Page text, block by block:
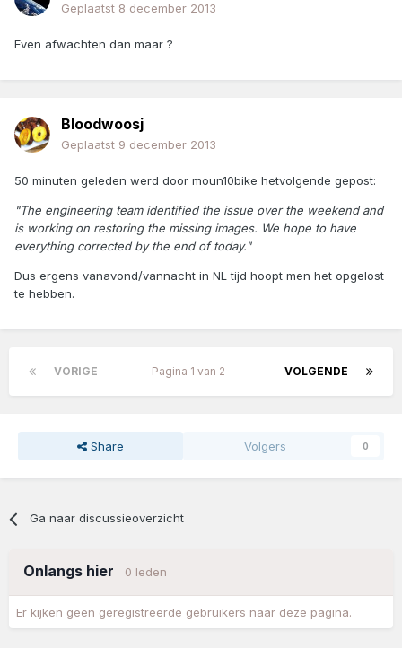
Geplaatst 8 december 2013
Even afwachten dan maar ?
Bloodwoosj
Geplaatst 9 december 2013
50 minuten geleden werd door moun10bike hetvolgende gepost:
"The engineering team identified the issue over the weekend and
is working on restoring the missing images. We hope to have
everything corrected by the end of today."
Dus ergens vanavond/vannacht in NL tijd hoopt men het opgelost
te hebben.
VORIGE VOLGENDE
Pagina 1 van 2
Share Volgers 0
Ga naar discussieoverzicht
Onlangs hier 0 leden
Er kijken geen geregistreerde gebruikers naar deze pagina.